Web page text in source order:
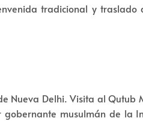
tradicional y traslado
Nueva Delhi. Visita al Qutub
musulmán de la